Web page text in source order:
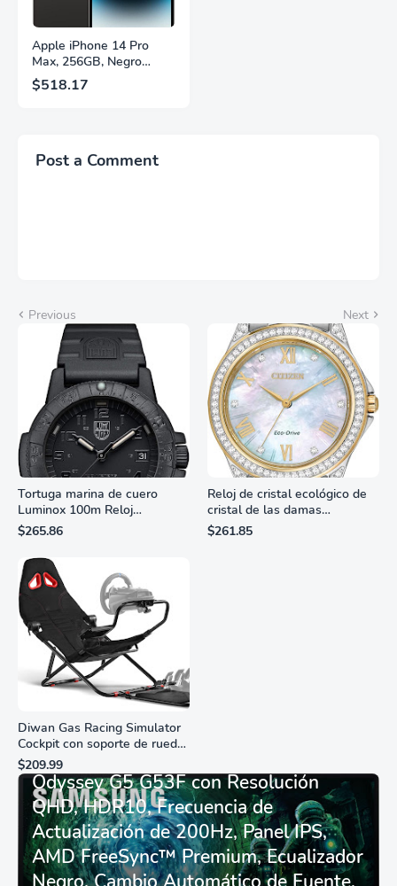
Apple iPhone 14 Pro
Max, 256GB, Negro
Espacial - Desbloqueado
(Renovado)
$518.17
Post a Comment
Previous Next
Tortuga marina de cuero
Luminox 100m Reloj
analógico de cuarzo
resistente al agua
$265.86
Reloj de cristal ecológico de
cristal de las damas
ciudadanas, 3 manos,
marcadores de números
$261.85
Diwan Gas Racing Simulator
Cockpit con soporte de rueda
de carreras plegable y
asiento - Logitech
G29/920/923/27/25,
Thrustmaster
T248/X/T300RS/T150/458/TX
$209.99
Monitor Gamer SAMSUNG 27”
Odyssey G5 G53F con Resolución
QHD, HDR10, Frecuencia de
Actualización de 200Hz, Panel IPS,
AMD FreeSync™ Premium, Ecualizador